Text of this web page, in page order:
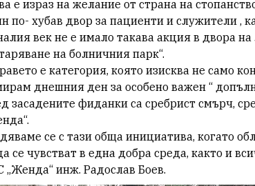
е израз на желание от страна на
по- хубав двор за пациенти и служители ,
век не е имало такава акция в двора
на болничния парк“.
е категория, която изисква не само
днешния ден за особено важен “
засадените фиданки са сребрист смърч,
се с тази обща инициатива, когато
се чувстват в една добра среда, както и
„Женда“ инж. Радослав Боев.